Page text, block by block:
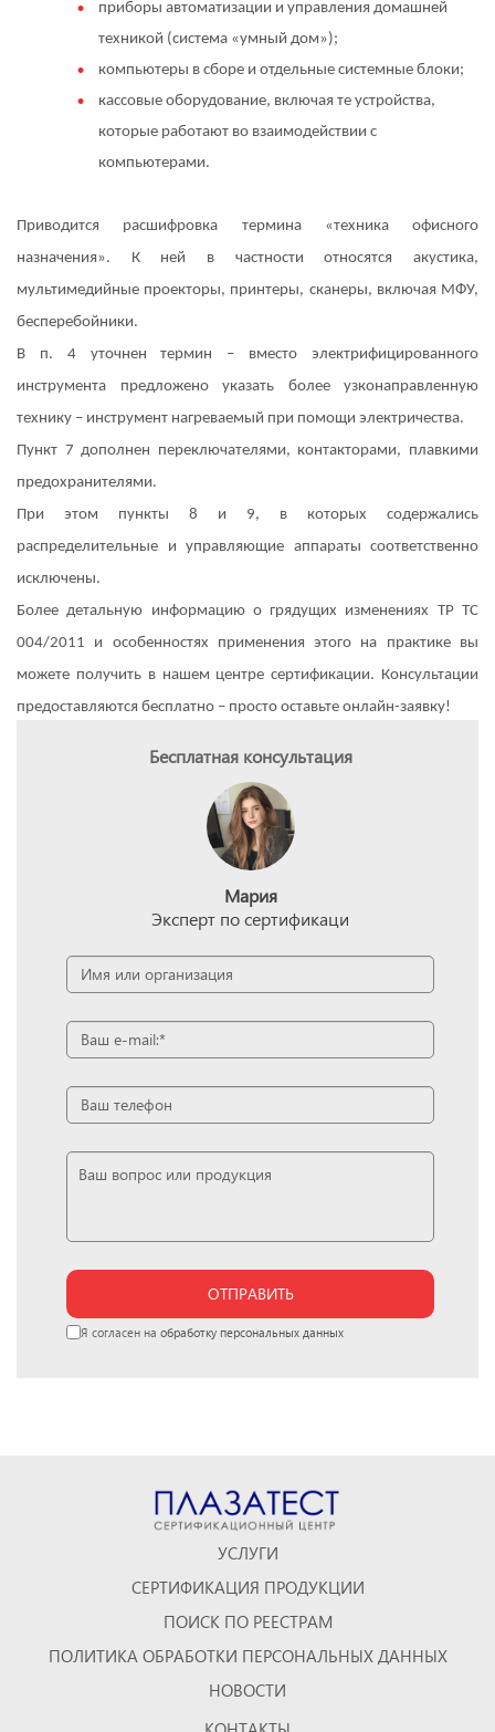
приборы автоматизации и управления домашней
техникой (система «умный дом»);
компьютеры в сборе и отдельные системные блоки;
кассовые оборудование, включая те устройства,
которые работают во взаимодействии с
компьютерами.
Приводится расшифровка термина «техника офисного
назначения». К ней в частности относятся акустика,
мультимедийные проекторы, принтеры, сканеры, включая МФУ,
бесперебойники.
В п. 4 уточнен термин – вместо электрифицированного
инструмента предложено указать более узконаправленную
технику – инструмент нагреваемый при помощи электричества.
Пункт 7 дополнен переключателями, контакторами, плавкими
предохранителями.
При этом пункты 8 и 9, в которых содержались
распределительные и управляющие аппараты соответственно
исключены.
Более детальную информацию о грядущих изменениях ТР ТС
004/2011 и особенностях применения этого на практике вы
можете получить в нашем центре сертификации. Консультации
предоставляются бесплатно – просто оставьте онлайн-заявку!
Бесплатная консультация
Мария
Эксперт по сертификаци
ОТПРАВИТЬ
Я согласен на обработку персональных данных
УСЛУГИ
СЕРТИФИКАЦИЯ ПРОДУКЦИИ
ПОИСК ПО РЕЕСТРАМ
ПОЛИТИКА ОБРАБОТКИ ПЕРСОНАЛЬНЫХ ДАННЫХ
НОВОСТИ